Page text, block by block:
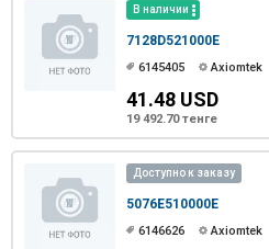
В наличии
7128D521000E
6145405 Axiomtek
41.48 USD
19 492.70 тенге
Доступно к заказу
5076E510000E
6146626 Axiomtek